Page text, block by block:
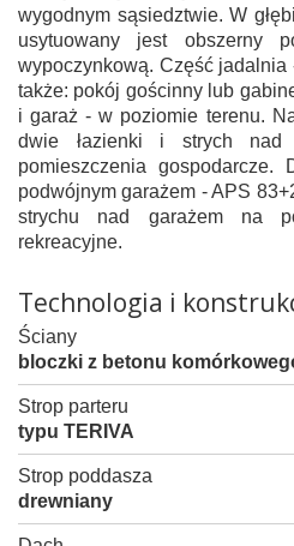
wygodnym sąsiedztwie. W
usytuowany jest obszerny
wypoczynkową. Część
także: pokój gościnny lub
i garaż - w poziomie terenu.
dwie łazienki i strych
pomieszczenia
podwójnym garażem - APS
strychu nad garażem na
rekreacyjne.
Technologia i
Ściany
bloczki z betonu
Strop parteru
typu TERIVA
Strop poddasza
drewniany